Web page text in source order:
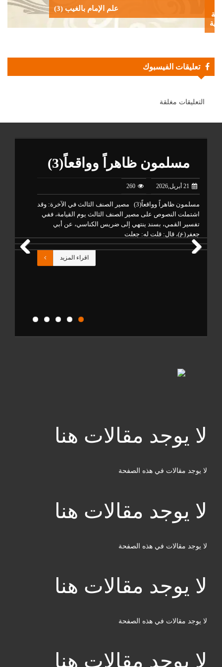
علم الإمام بالغيب (3)
تعليقات الفيسبوك
التعليقات مغلقة
مسلمون ظاهراً وواقعاً(3)
21 أبريل,2026 260
مسلمون ظاهراً وواقعاً(3) مصير الصنف الثالث في الآخرة: وقد
اشتملت النصوص على مصير الصنف الثالث يوم القيامة، ففي
تفسير القمي، بسند ينتهي إلى ضريس الكناسي، عن أبي
جعفر(ع)، قال: قلت له: جعلت
اقراء المزيد
Previous
لا يوجد مقالات هنا
لا يوجد مقالات في هذه الصفحة
لا يوجد مقالات هنا
لا يوجد مقالات في هذه الصفحة
لا يوجد مقالات هنا
لا يوجد مقالات في هذه الصفحة
لا يوجد مقالات هنا